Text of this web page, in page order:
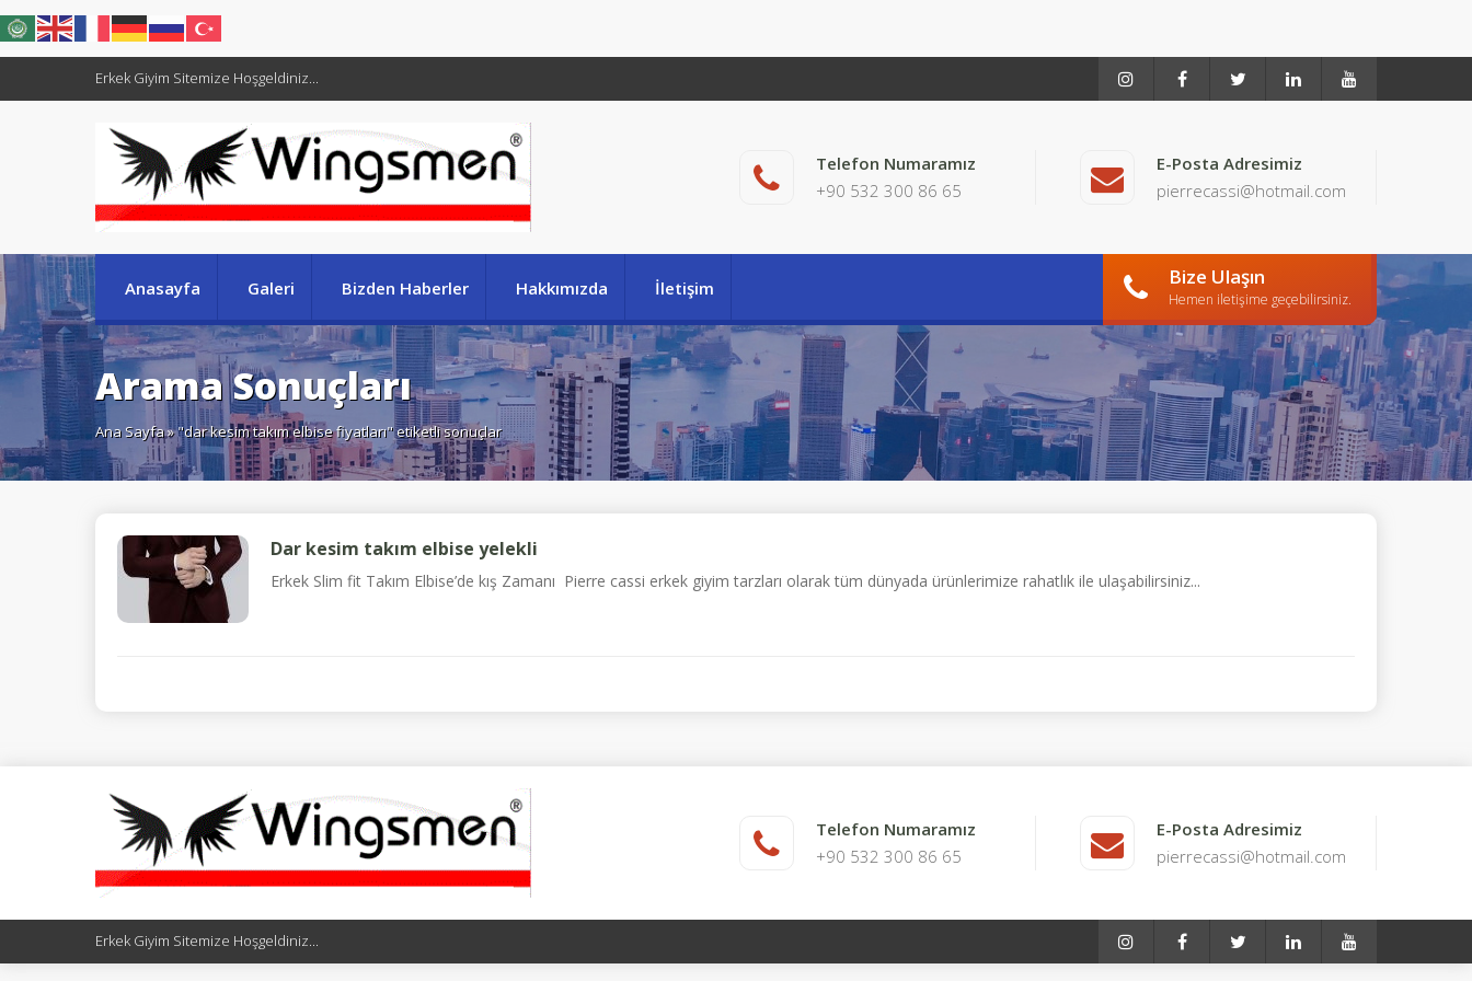
Erkek Giyim Sitemize Hoşgeldiniz...
E-Posta Adresimiz
pierrecassi@hotmail.com
Telefon Numaramız
+90 532 300 86 65
Anasayfa Galeri Bizden Haberler Hakkımızda İletişim Bize Ulaşın
Hemen iletişime geçebilirsiniz.
Arama Sonuçları
Ana Sayfa» "dar kesim takım elbise fiyatları" etiketli sonuçlar
Dar kesim takım elbise yelekli
Erkek Slim fit Takım Elbise’de kış Zamanı Pierre cassi erkek giyim tarzları olarak tüm dünyada ürünlerimize rahatlık ile ulaşabilirsiniz...
E-Posta Adresimiz
pierrecassi@hotmail.com
Telefon Numaramız
+90 532 300 86 65
Erkek Giyim Sitemize Hoşgeldiniz...